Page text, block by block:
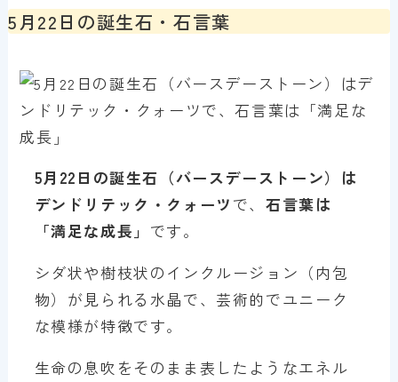
5月22日の誕生石・石言葉
5月22日の誕生石（バースデーストーン）は
デンドリテック・クォーツ で、石言葉は
「満足な成長」 です。
シダ状や樹枝状のインクルージョン（内包
物）が見られる水晶で、芸術的でユニーク
な模様が特徴です。
生命の息吹をそのまま表したようなエネル